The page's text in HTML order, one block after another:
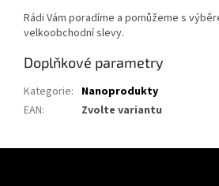
Rádi Vám poradíme a pomůžeme s
velkoobchodní slevy.
Doplňkové parametry
Kategorie: Nanoprodukty
EAN: Zvolte variantu